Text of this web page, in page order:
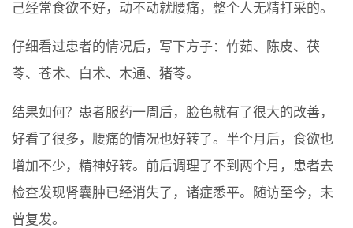
己经常食欲不好，动不动就腰痛，整个人无精打采的。
仔细看过患者的情况后，写下方子：竹茹、陈皮、茯
苓、苍术、白术、木通、猪苓。
结果如何？患者服药一周后，脸色就有了很大的改善，
好看了很多，腰痛的情况也好转了。半个月后，食欲也
增加不少，精神好转。前后调理了不到两个月，患者去
检查发现肾囊肿已经消失了，诸症悉平。随访至今，未
曾复发。